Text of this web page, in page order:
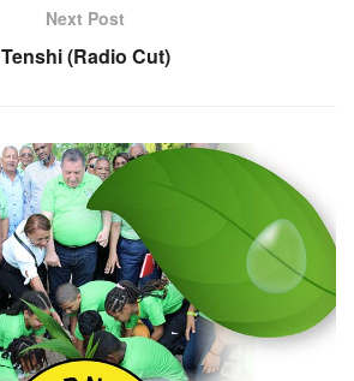
Next Post
Tenshi (Radio Cut)